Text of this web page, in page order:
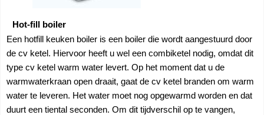
Hot-fill boiler
Een hotfill keuken boiler is een boiler die wordt aangestuurd door
de cv ketel. Hiervoor heeft u wel een combiketel nodig, omdat dit
type cv ketel warm water levert. Op het moment dat u de
warmwaterkraan open draait, gaat de cv ketel branden om warm
water te leveren. Het water moet nog opgewarmd worden en dat
duurt een tiental seconden. Om dit tijdverschil op te vangen,